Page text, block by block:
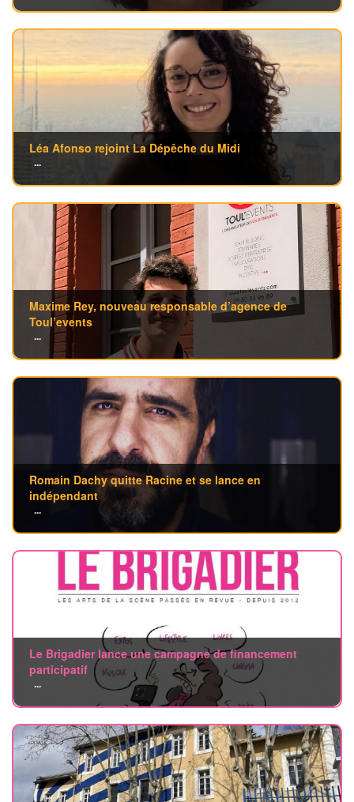
Léa Afonso rejoint La Dépêche du Midi
...
Maxime Rey, nouveau responsable d’agence de
Toul’events
...
Romain Dachy quitte Racine et se lance en
indépendant
...
Le Brigadier lance une campagne de financement
participatif
...